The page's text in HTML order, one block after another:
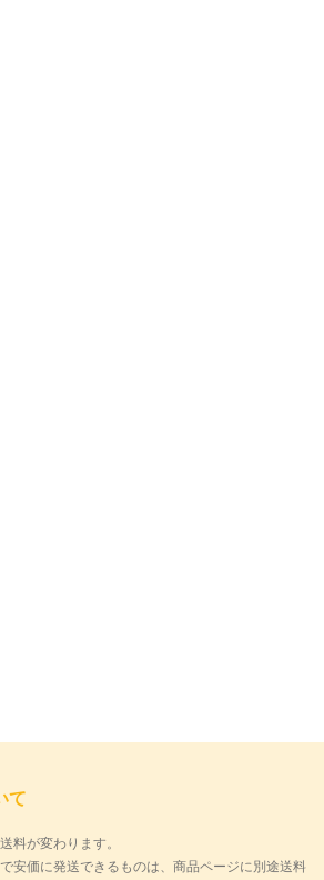
て
料が変わります。
安価に発送できるものは、商品ページに別途送料